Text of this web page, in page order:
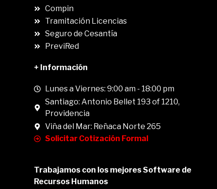
Compin
Tramitación Licencias
Seguro de Cesantía
PreviRed
+ Información
Lunes a Viernes: 9:00 am - 18:00 pm
Santiago: Antonio Bellet 193 of 1210,
Providencia
Viña del Mar: Reñaca Norte 265
Solicitar Cotización Formal
Trabajamos con los mejores Software de
Recursos Humanos